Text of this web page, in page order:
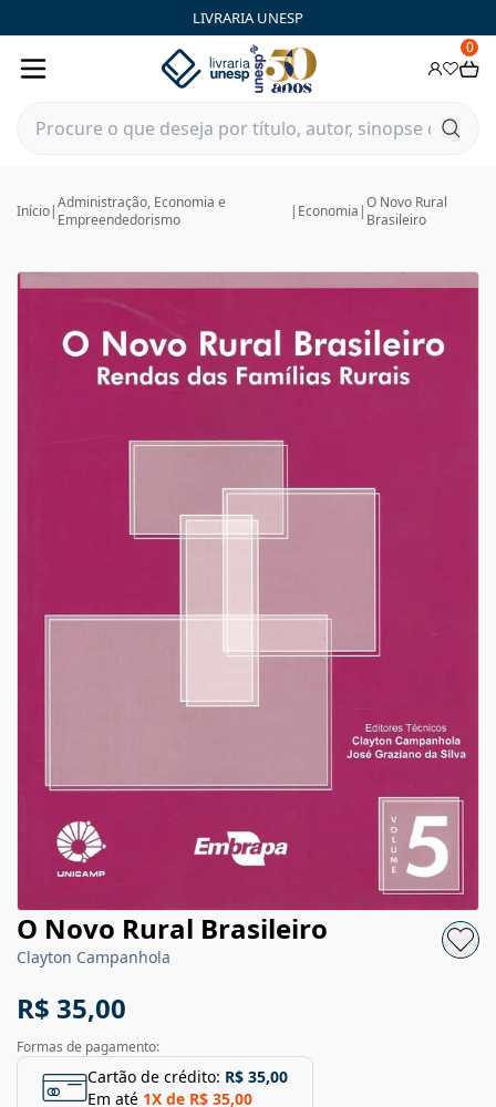
LIVRARIA UNESP
0
Início|Administração, Economia e
Empreendedorismo
| Economia |O Novo Rural
Brasileiro
O Novo Rural Brasileiro
Clayton Campanhola
R$ 35,00
Formas de pagamento:
Cartão de crédito: R$ 35,00
Em até 1X de R$ 35,00